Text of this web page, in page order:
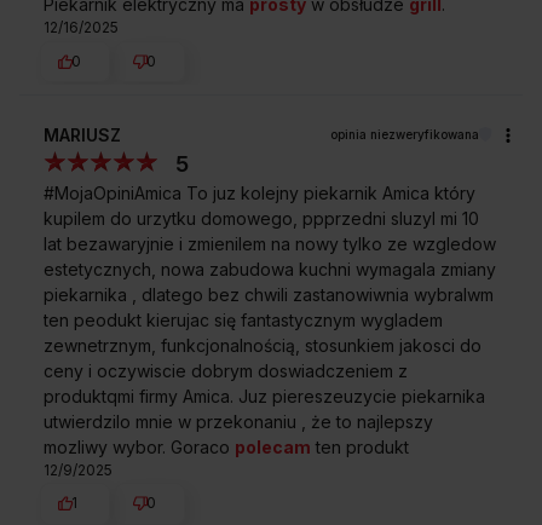
Jaki jest sposób podłączenia do prądu
tego piekarnika?
Czy ten piekarnik ma opcję ustawienia
czasu pieczenia?
Czy czyszczenie drzwi piekarnika
nie sprawia trudności?
Ile funkcji pieczenia posiada
ten piekarnik?
Piekarnik elektryczny ma prosty w obsłudze grill.
12/16/2025
0
0
MARIUSZ opinia niezweryfikowana
5
#MojaOpiniAmica To juz kolejny piekarnik Amica który
kupilem do urzytku domowego, ppprzedni sluzyl mi 10
lat bezawaryjnie i zmienilem na nowy tylko ze wzgledow
estetycznych, nowa zabudowa kuchni wymagala zmiany
piekarnika , dlatego bez chwili zastanowiwnia wybralwm
ten peodukt kierujac się fantastycznym wygladem
zewnetrznym, funkcjonalnością, stosunkiem jakosci do
ceny i oczywiscie dobrym doswiadczeniem z
produktqmi firmy Amica. Juz piereszeuzycie piekarnika
utwierdzilo mnie w przekonaniu , że to najlepszy
mozliwy wybor. Goraco polecam ten produkt
12/9/2025
1
0